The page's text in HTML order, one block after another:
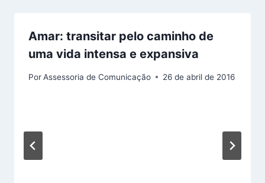
Amar: transitar pelo caminho de
uma vida intensa e expansiva
PorAssessoria de Comunicação 26 de abril de 2016